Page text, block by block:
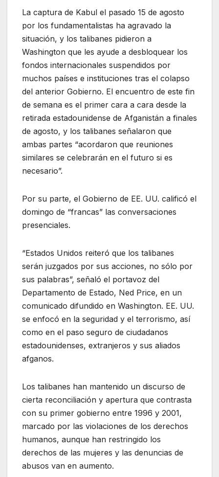
La captura de Kabul el pasado 15 de agosto
por los fundamentalistas ha agravado la
situación, y los talibanes pidieron a
Washington que les ayude a desbloquear los
fondos internacionales suspendidos por
muchos países e instituciones tras el colapso
del anterior Gobierno. El encuentro de este fin
de semana es el primer cara a cara desde la
retirada estadounidense de Afganistán a finales
de agosto, y los talibanes señalaron que
ambas partes “acordaron que reuniones
similares se celebrarán en el futuro si es
necesario”.
Por su parte, el Gobierno de EE. UU. calificó el
domingo de “francas” las conversaciones
presenciales.
“Estados Unidos reiteró que los talibanes
serán juzgados por sus acciones, no sólo por
sus palabras”, señaló el portavoz del
Departamento de Estado, Ned Price, en un
comunicado difundido en Washington. EE. UU.
se enfocó en la seguridad y el terrorismo, así
como en el paso seguro de ciudadanos
estadounidenses, extranjeros y sus aliados
afganos.
Los talibanes han mantenido un discurso de
cierta reconciliación y apertura que contrasta
con su primer gobierno entre 1996 y 2001,
marcado por las violaciones de los derechos
humanos, aunque han restringido los
derechos de las mujeres y las denuncias de
abusos van en aumento.